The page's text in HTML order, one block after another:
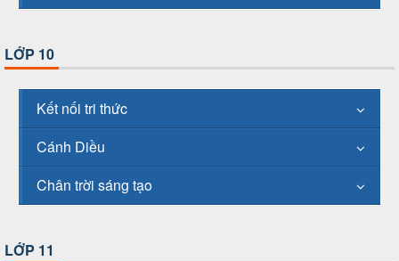
LỚP 10
Kết nối tri thức
Cánh Diều
Chân trời sáng tạo
LỚP 11